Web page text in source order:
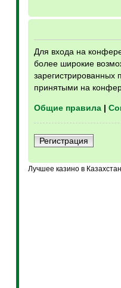
Для входа на
более широкие
зарегистрированных
принятыми на
Общие правила|
Регистрация
Лучшее казино в